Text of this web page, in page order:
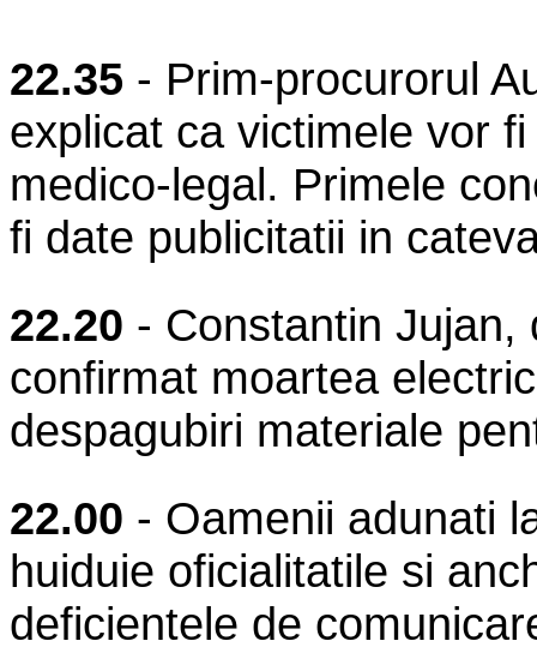
22.35 - Prim-procurorul
explicat ca victimele vor
medico-legal. Primele
fi date publicitatii in
22.20 - Constantin Jujan,
confirmat moartea
despagubiri materiale
22.00 - Oamenii adunati
huiduie oficialitatile si
deficientele de